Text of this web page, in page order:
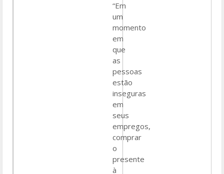
“Em
um
momento
em
que
as
pessoas
estão
inseguras
em
seus
empregos,
comprar
o
presente
à